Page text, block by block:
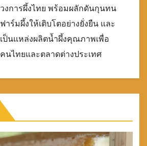
วงการผึ้งไทย พร้อมผลักดันกุนทน
ฟาร์มผึ้งให้เติบโตอย่างยั่งยืน และ
เป็นแหล่งผลิตน้ำผึ้งคุณภาพเพื่อ
คนไทยและตลาดต่างประเทศ